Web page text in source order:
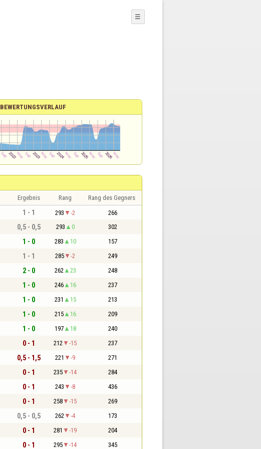
☰
BEWERTUNGSVERLAUF
Ergebnis Rang Rang des Gegners
1 - 1 293 -2 266
0,5 - 0,5 293 0 302
1 - 0 283 10 157
1 - 1 285 -2 249
2 - 0 262 23 248
1 - 0 246 16 237
1 - 0 231 15 213
1 - 0 215 16 209
1 - 0 197 18 240
0 - 1 212 -15 237
0,5 - 1,5 221 -9 271
0 - 1 235 -14 284
0 - 1 243 -8 436
0 - 1 258 -15 269
0,5 - 0,5 262 -4 173
0 - 1 281 -19 204
0 - 1 295 -14 345